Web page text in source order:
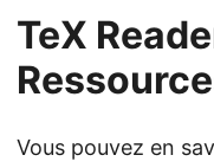
TeX
Vous pouvez en